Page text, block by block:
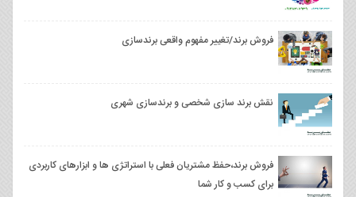
فروش برند/تغییر مفهوم واقعی برندسازی
نقش برند سازی شخصی و برندسازی شهری
فروش برند،حفظ مشتریان فعلی با استراتژی ها و ابزارهای کاربردی
برای کسب و کار شما